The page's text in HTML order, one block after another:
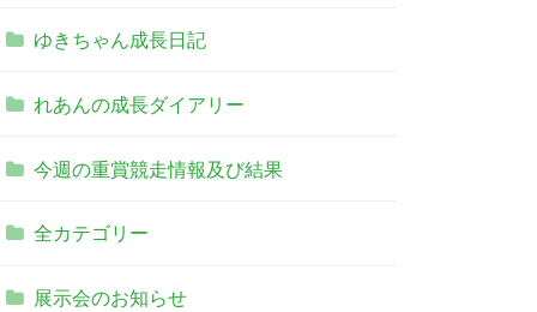
ゆきちゃん成長日記
れあんの成長ダイアリー
今週の重賞競走情報及び結果
全カテゴリー
展示会のお知らせ